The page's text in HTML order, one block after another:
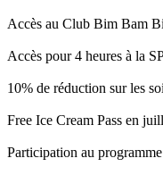
Accès au Club Bim Bam
Accès pour 4 heures à la
10% de réduction sur les
Free Ice Cream Pass en
Participation au